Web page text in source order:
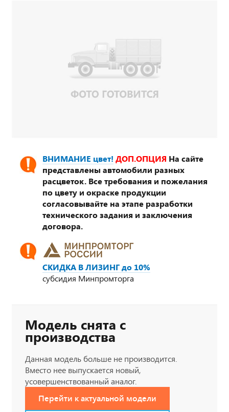
ВНИМАНИЕ цвет! ДОП.ОПЦИЯ На сайте
представлены автомобили разных
расцветок. Все требования и пожелания
по цвету и окраске продукции
согласовывайте на этапе разработки
технического задания и заключения
договора.
СКИДКА В ЛИЗИНГ до 10%
субсидия Минпромторга
Модель снята с
производства
Данная модель больше не производится.
Вместо нее выпускается новый,
усовершенствованный аналог.
Перейти к актуальной модели